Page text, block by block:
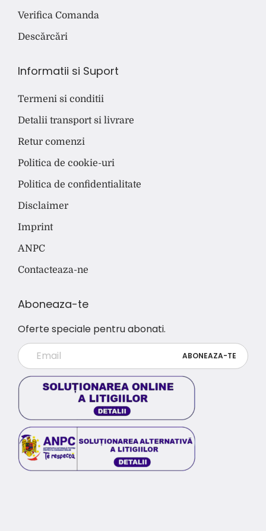
Verifica Comanda
Descărcări
Informatii si Suport
Termeni si conditii
Detalii transport si livrare
Retur comenzi
Politica de cookie-uri
Politica de confidentialitate
Disclaimer
Imprint
ANPC
Contacteaza-ne
Aboneaza-te
Oferte speciale pentru abonati.